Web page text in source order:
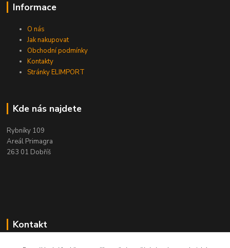
Informace
O nás
Jak nakupovat
Obchodní podmínky
Kontakty
Stránky ELIMPORT
Kde nás najdete
Rybníky 109
Areál Primagra
263 01 Dobříš
Kontakt